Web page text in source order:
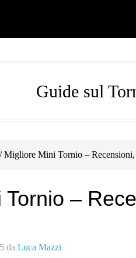
Guide sul
/Migliore Mini Tornio – Recensioni,
Tornio –
da Luca Mazzi